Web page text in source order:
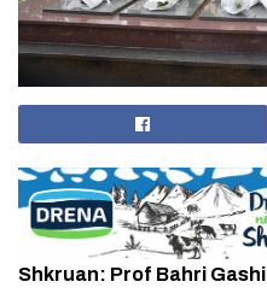
Shkruan: Prof Bahri Gashi